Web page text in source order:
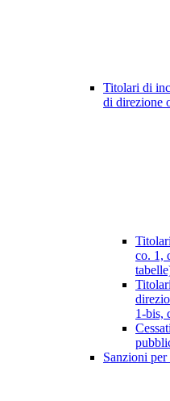
Titolari di
di direzione
co. 1,
1-bis,
Sanzioni